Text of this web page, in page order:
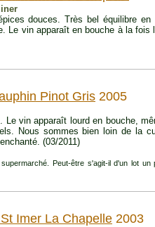
douces. Très bel équilibre en
Le vin apparaît en bouche à la fois
Pinot Gris 2005
Le vin apparaît lourd en bouche,
Nous sommes bien loin de la
(03/2011)
Peut-être s'agit-il d'un lot
Imer La Chapelle 2003